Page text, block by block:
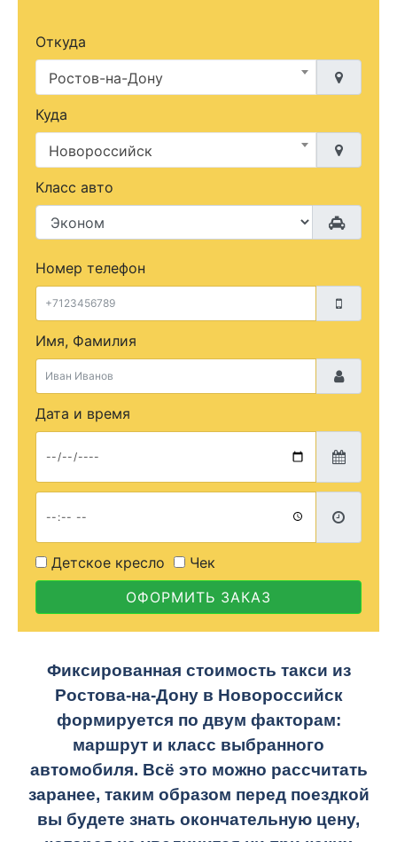
Откуда
Ростов-на-Дону
Куда
Новороссийск
Класс авто
Номер телефон
Имя, Фамилия
Дата и время
Детское кресло
Чек
ОФОРМИТЬ ЗАКАЗ
Фиксированная стоимость такси из
Ростова-на-Дону в Новороссийск
формируется по двум факторам:
маршрут и класс выбранного
автомобиля. Всё это можно рассчитать
заранее, таким образом перед поездкой
вы будете знать окончательную цену,